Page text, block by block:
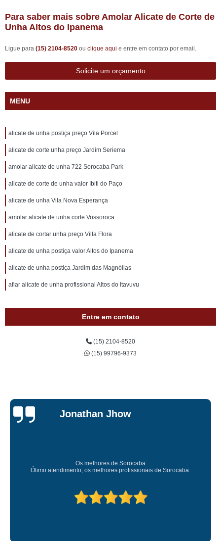
Para saber mais sobre Amolar Alicate de Corte de
Unha Altos do Ipanema
Ligue para (15) 2104-8520 ou clique aqui e entre em contato por email.
Solicite um orçamento
MENU
alicate de unha postiça preço Vila Porcel
alicate de corte unha preço Jardim Seriema
amolar alicate de unha 722 Sorocaba Park
alicate de corte de unha valor Ibiti do Paço
alicate de unha Vila Nova Esperança
amolar alicate de unha corte Vossoroca
alicate de cortar unha preço Villa Flora
alicate de unha postiça valor Altos do Ipanema
alicate de unha postiça Jardim das Magnólias
afiar alicate de unha profissional Altos do Itavuvu
Entre em contato
(15) 2104-8520
(15) 99796-9373
Jessica
Carvalho
Super recomendo!
Amei o atendimento. Preco super bom. Superou minhas expectativas.
Deixou o meu bem super arrumadinhooo recomendo!